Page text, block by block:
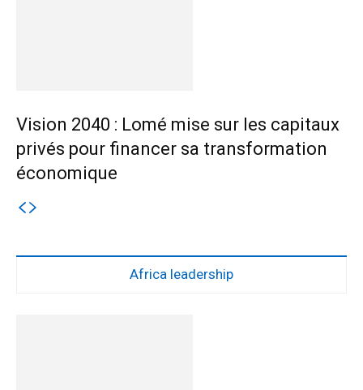
Vision 2040 : Lomé mise sur les capitaux
privés pour financer sa transformation
économique
Africa leadership